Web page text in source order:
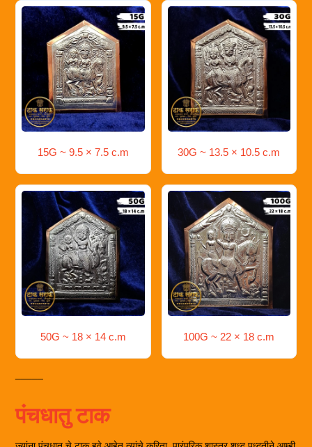
15G ~ 9.5 × 7.5 c.m 30G ~ 13.5 × 10.5 c.m
50G ~ 18 × 14 c.m 100G ~ 22 × 18 c.m
पंचधातु टाक